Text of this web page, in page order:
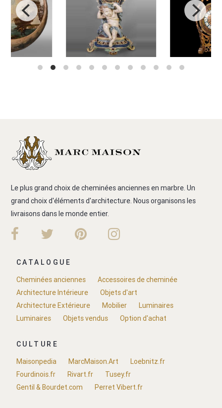
Le plus grand choix de cheminées anciennes en marbre. Un
grand choix d'éléments d'architecture. Nous organisons les
livraisons dans le monde entier.
CATALOGUE
Cheminées anciennes
Accessoires de cheminée
Architecture Intérieure
Objets d'art
Architecture Extérieure
Mobilier
Luminaires
Luminaires
Objets vendus Option d'achat
CULTURE
Maisonpedia
MarcMaison.Art
Loebnitz.fr
Fourdinois.fr
Rivart.fr
Tusey.fr
Gentil & Bourdet.com
Perret Vibert.fr